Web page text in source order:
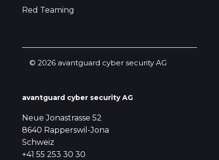
Red Teaming
© 2026 avantguard cyber security AG
avantguard cyber security AG
Neue Jonastrasse 52
8640 Rapperswil-Jona
Schweiz
+41 55 253 30 30